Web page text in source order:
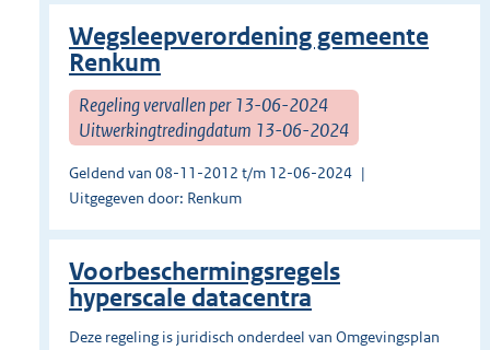
Wegsleepverordening gemeente
Renkum
Regeling vervallen per 13-06-2024
Uitwerkingtredingdatum 13-06-2024
Geldend van 08-11-2012 t/m 12-06-2024
Uitgegeven door: Renkum
Voorbeschermingsregels
hyperscale datacentra
Deze regeling is juridisch onderdeel van Omgevingsplan